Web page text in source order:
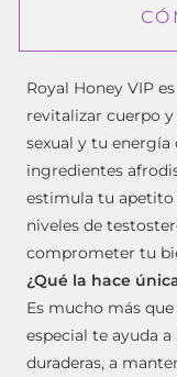
Royal Honey VIP
revitalizar cuerpo
sexual y tu energía
ingredientes
estimula tu apetito
niveles de
comprometer tu
¿Qué la hace
Es mucho más
especial te ayuda
duraderas, a